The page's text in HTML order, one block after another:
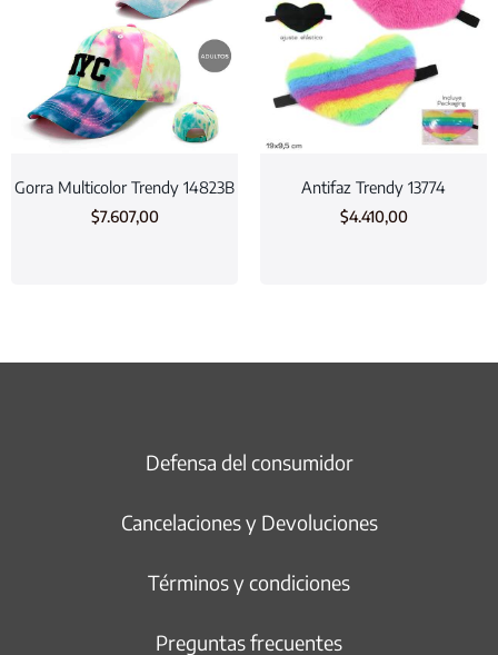
Gorra Multicolor Trendy 14823B
$7.607,00
Antifaz Trendy 13774
$4.410,00
Defensa del consumidor
Cancelaciones y Devoluciones
Términos y condiciones
Preguntas frecuentes